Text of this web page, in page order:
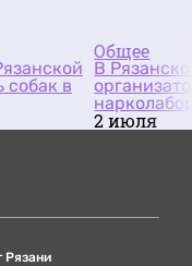
собак в
Общее
В
2 июля
Рязани